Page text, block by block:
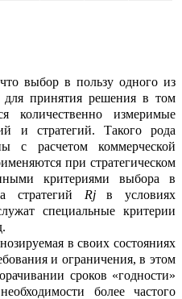
выбор в пользу одного из
для принятия решения в том
количественно измеримые
и стратегий. Такого рода
с расчетом коммерческой
при стратегическом
критериями выбора в
стратегий Rj в условиях
специальные критерии
в своих состояниях
и ограничения, в этом
сроков «годности»
более частого